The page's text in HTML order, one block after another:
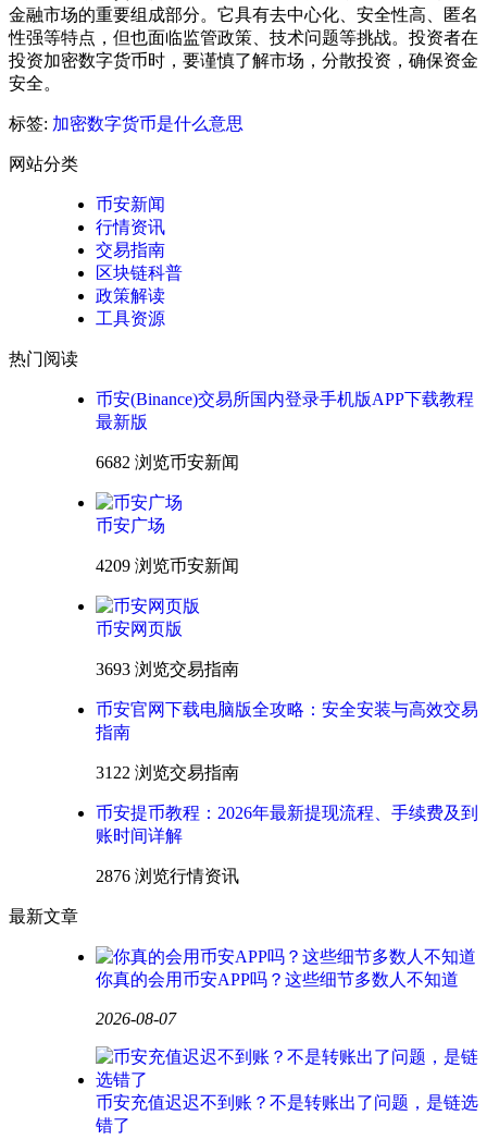
金融市场的重要组成部分。它具有去中心化、安全性高、匿名
性强等特点，但也面临监管政策、技术问题等挑战。投资者在
投资加密数字货币时，要谨慎了解市场，分散投资，确保资金
安全。
标签: 加密数字货币是什么意思
网站分类
币安新闻
行情资讯
交易指南
区块链科普
政策解读
工具资源
热门阅读
币安(Binance)交易所国内登录手机版APP下载教程
最新版
6682 浏览币安新闻
币安广场
4209 浏览币安新闻
币安网页版
3693 浏览交易指南
币安官网下载电脑版全攻略：安全安装与高效交易
指南
3122 浏览交易指南
币安提币教程：2026年最新提现流程、手续费及到
账时间详解
2876 浏览行情资讯
最新文章
你真的会用币安APP吗？这些细节多数人不知道
2026-08-07
币安充值迟迟不到账？不是转账出了问题，是链选
错了